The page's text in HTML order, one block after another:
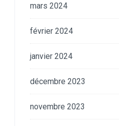
mars 2024
février 2024
janvier 2024
décembre 2023
novembre 2023